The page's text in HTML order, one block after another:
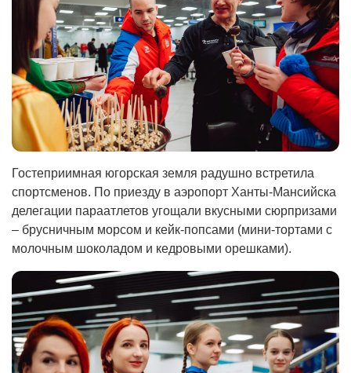
Гостеприимная югорская земля радушно встретила
спортсменов. По приезду в аэропорт Ханты-Мансийска
делегации параатлетов угощали вкусными сюрпризами
– брусничным морсом и кейк-попсами (мини-тортами с
молочным шоколадом и кедровыми орешками).